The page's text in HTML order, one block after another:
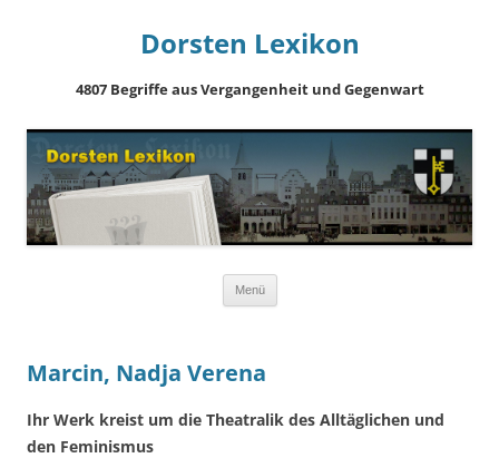
Dorsten Lexikon
4807 Begriffe aus Vergangenheit und Gegenwart
Menü
Marcin, Nadja Verena
Ihr Werk kreist um die Theatralik des Alltäglichen und
den Feminismus